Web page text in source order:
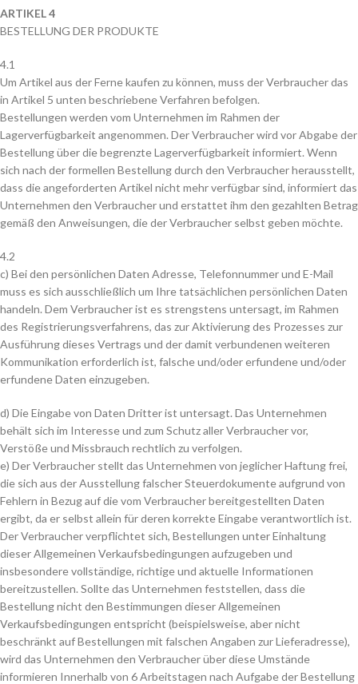
ARTIKEL 4
BESTELLUNG DER PRODUKTE
4.1
Um Artikel aus der Ferne kaufen zu können, muss der Verbraucher das
in Artikel 5 unten beschriebene Verfahren befolgen.
Bestellungen werden vom Unternehmen im Rahmen der
Lagerverfügbarkeit angenommen. Der Verbraucher wird vor Abgabe der
Bestellung über die begrenzte Lagerverfügbarkeit informiert. Wenn
sich nach der formellen Bestellung durch den Verbraucher herausstellt,
dass die angeforderten Artikel nicht mehr verfügbar sind, informiert das
Unternehmen den Verbraucher und erstattet ihm den gezahlten Betrag
gemäß den Anweisungen, die der Verbraucher selbst geben möchte.
4.2
c) Bei den persönlichen Daten Adresse, Telefonnummer und E-Mail
muss es sich ausschließlich um Ihre tatsächlichen persönlichen Daten
handeln. Dem Verbraucher ist es strengstens untersagt, im Rahmen
des Registrierungsverfahrens, das zur Aktivierung des Prozesses zur
Ausführung dieses Vertrags und der damit verbundenen weiteren
Kommunikation erforderlich ist, falsche und/oder erfundene und/oder
erfundene Daten einzugeben.
d) Die Eingabe von Daten Dritter ist untersagt. Das Unternehmen
behält sich im Interesse und zum Schutz aller Verbraucher vor,
Verstöße und Missbrauch rechtlich zu verfolgen.
e) Der Verbraucher stellt das Unternehmen von jeglicher Haftung frei,
die sich aus der Ausstellung falscher Steuerdokumente aufgrund von
Fehlern in Bezug auf die vom Verbraucher bereitgestellten Daten
ergibt, da er selbst allein für deren korrekte Eingabe verantwortlich ist.
Der Verbraucher verpflichtet sich, Bestellungen unter Einhaltung
dieser Allgemeinen Verkaufsbedingungen aufzugeben und
insbesondere vollständige, richtige und aktuelle Informationen
bereitzustellen. Sollte das Unternehmen feststellen, dass die
Bestellung nicht den Bestimmungen dieser Allgemeinen
Verkaufsbedingungen entspricht (beispielsweise, aber nicht
beschränkt auf Bestellungen mit falschen Angaben zur Lieferadresse),
wird das Unternehmen den Verbraucher über diese Umstände
informieren Innerhalb von 6 Arbeitstagen nach Aufgabe der Bestellung